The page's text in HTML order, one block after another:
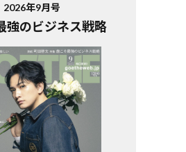
2026年9月号
強のビジネス戦略